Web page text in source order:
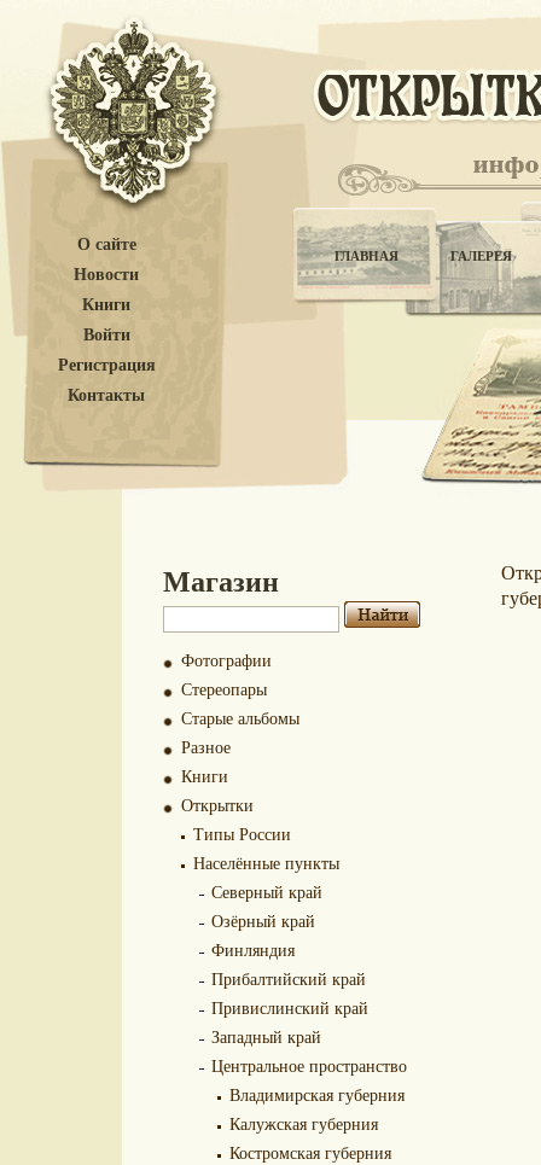
О сайте
Новости
Книги
Войти
Регистрация
Контакты
ГЛАВНАЯ ГАЛЕРЕЯ
Магазин
Фотографии
Стереопары
Старые альбомы
Разное
Книги
Открытки
Типы России
Населённые пункты
Северный край
Озёрный край
Финляндия
Прибалтийский край
Привислинский край
Западный край
Центральное пространство
Владимирская губерния
Калужская губерния
Костромская губерния